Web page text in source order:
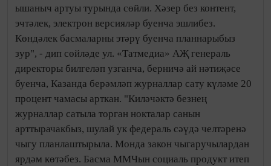
ышаныч артуы турында сөйли. Хәзер без контент,
эчтәлек, электрон версияләр буенча эшлибез.
Көндәлек басмаларны этәрү буенча планнарыбыз
зур", - дип сөйләде ул. «Татмедиа» АҖ генераль
директоры билгеләп узганча, берничә ай нәтиҗәсе
буенча, Казанда берәмләп журналлар сату күләме 20
процент чамасы арткан. "Киләчәктә безнең
журналлар сатыла торган нокталар санын
арттырачакбыз, шулай ук федераль сәүдә челтәренә
чыгу планлаштырыла. Монда закон чыгаручылардан
ярдәм көтәбез. Басма ММЧын социаль продукт итеп